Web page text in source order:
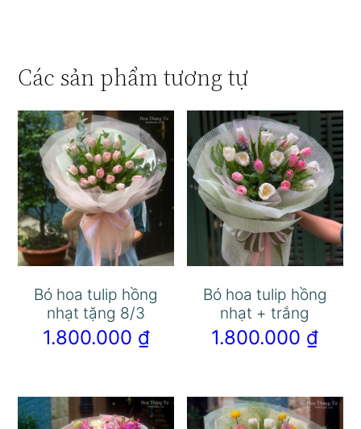
Các sản phẩm tương tự
Bó hoa tulip hồng
nhạt tặng 8/3
1.800.000 ₫
Bó hoa tulip hồng
nhạt + trắng
1.800.000 ₫